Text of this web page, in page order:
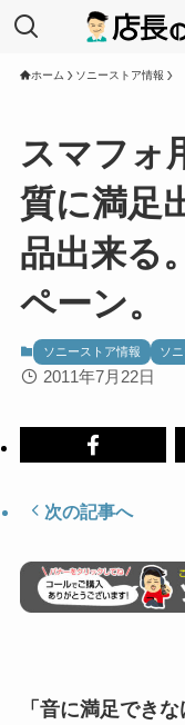
ホーム ソニーストア情報
スマフォ
質に満足
品出来る
ペーン。
ソニーストア情報 ソ
2011年7月22日
次の記事へ
「音に満足でき